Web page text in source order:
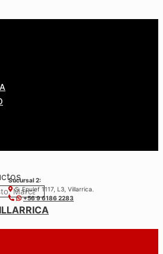
Sucursal 2:
S. Epulef 1117, L3, Villarrica.
+56 9 6186 2283